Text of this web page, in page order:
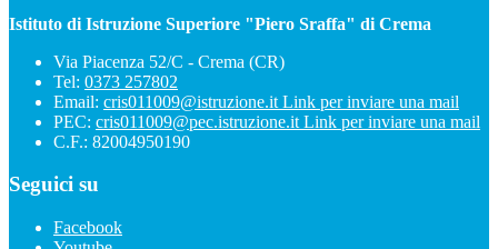
Istituto di Istruzione Superiore "Piero Sraffa" di Crema
Via Piacenza 52/C - Crema (CR)
Tel: 0373 257802
Email: cris011009@istruzione.it Link per inviare una mail
PEC: cris011009@pec.istruzione.it Link per inviare una mail
C.F.: 82004950190
Seguici su
Facebook